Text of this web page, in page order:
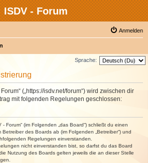
ISDV - Forum
Anmelden
Sprache:
(„https://isdv.net/forum“) wird zwischen dir
mit folgenden Regelungen geschlossen:
- Forum“ (im Folgenden „das Board“) schließt du einen
des Boards ab (im Folgenden „Betreiber“) und
Regelungen einverstanden.
nicht einverstanden bist, so darfst du das Board
Nutzung des Boards gelten jeweils die an dieser Stelle